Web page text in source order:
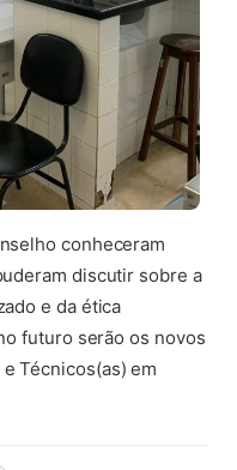
conheceram
discutir sobre a
e da ética
futuro serão os novos
Técnicos(as) em